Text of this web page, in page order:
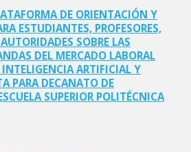
DE ORIENTACIÓN Y
ESTUDIANTES, PROFESORES,
SOBRE LAS
DEL MERCADO LABORAL
ARTIFICIAL Y
PARA DECANATO DE
SUPERIOR POLITÉCNICA